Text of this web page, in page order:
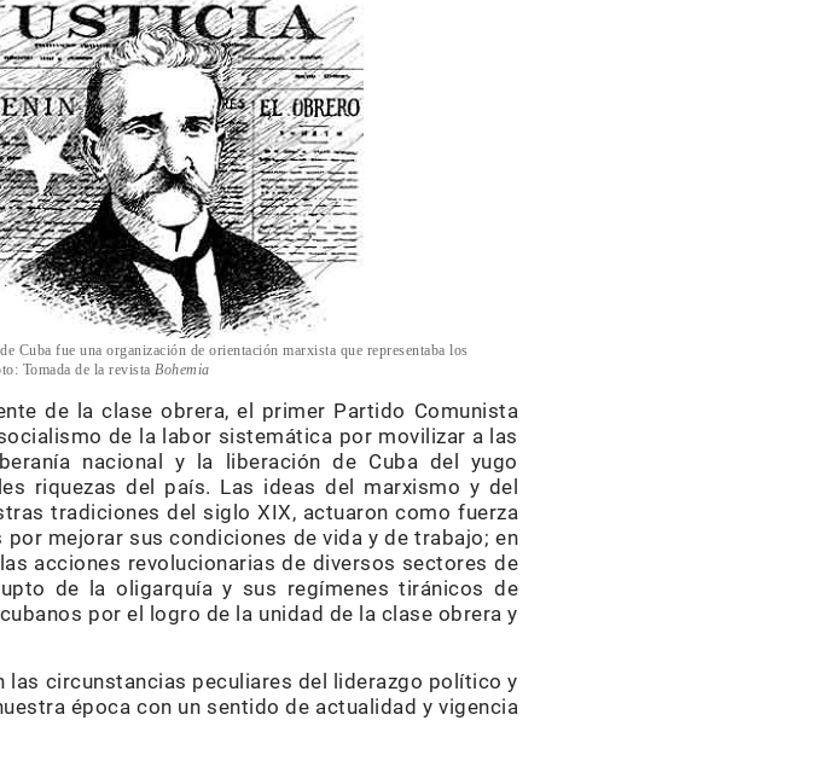
fue una organización de orientación marxista que representaba los
Tomada de la revistaBohemia
de la clase obrera, el primer Partido Comunista
de la labor sistemática por movilizar a las
nacional y la liberación de Cuba del yugo
riquezas del país. Las ideas del marxismo y del
tradiciones del siglo XIX, actuaron como fuerza
mejorar sus condiciones de vida y de trabajo; en
acciones revolucionarias de diversos sectores de
de la oligarquía y sus regímenes tiránicos de
por el logro de la unidad de la clase obrera y
circunstancias peculiares del liderazgo político y
época con un sentido de actualidad y vigencia